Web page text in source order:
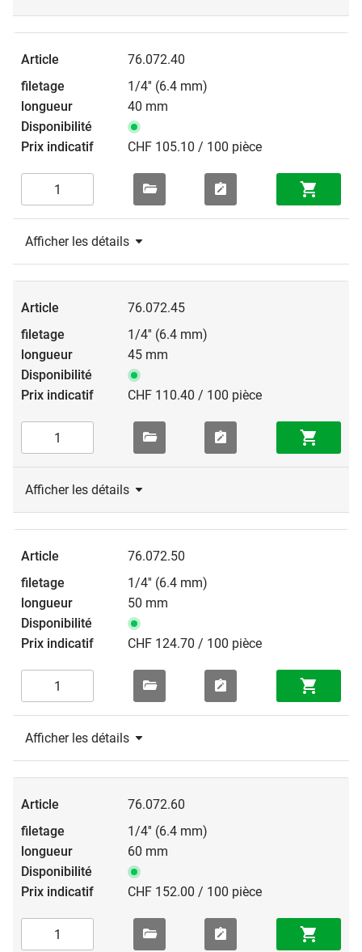
76.072.40
1/4'' (6.4 mm)
40 mm
CHF 105.10 / 100 pièce
Afficher les détails
76.072.45
1/4'' (6.4 mm)
45 mm
CHF 110.40 / 100 pièce
Afficher les détails
76.072.50
1/4'' (6.4 mm)
50 mm
CHF 124.70 / 100 pièce
Afficher les détails
76.072.60
1/4'' (6.4 mm)
60 mm
CHF 152.00 / 100 pièce